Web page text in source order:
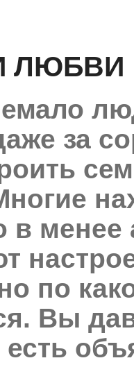
ЛЮБВИ
за
в
по
Вы